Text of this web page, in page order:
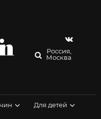
Россия,
Москва
Для детей